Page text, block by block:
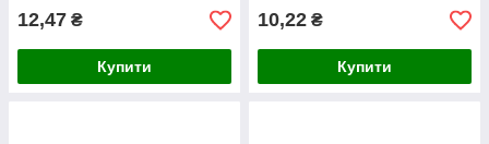
12,47 ₴
Купити
10,22 ₴
Купити